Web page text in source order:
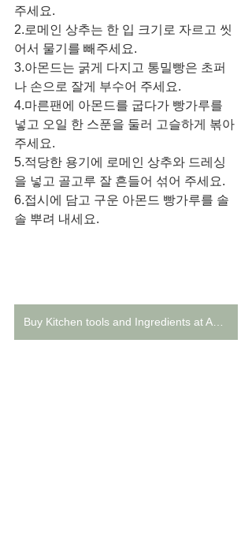
주세요.
2.로메인 상추는 한 입 크기로 자르고 씻
어서 물기를 빼주세요.
3.아몬드는 굵게 다지고 통밀빵은 초퍼
나 손으로 잘게 부수어 주세요.
4.마른팬에 아몬드를 굽다가 빵가루를
넣고 오일 한 스푼을 둘러 고슬하게 볶아
주세요.
5.적당한 용기에 로메인 상추와 드레싱
을 넣고 골고루 잘 흔들어 섞어 주세요.
6.접시에 담고 구운 아몬드 빵가루를 솔
솔 뿌려 내세요.